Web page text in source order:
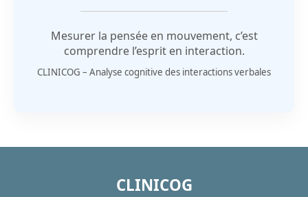
Mesurer la pensée en mouvement, c’est
comprendre l’esprit en interaction.
CLINICOG – Analyse cognitive des interactions verbales
CLINICOG